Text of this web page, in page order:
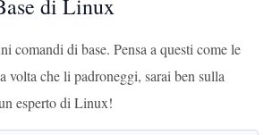
di Linux
comandi di base. Pensa a questi come le
che li padroneggi, sarai ben sulla
esperto di Linux!